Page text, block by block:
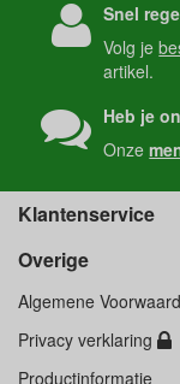
Snel
Volg je
artikel.
Heb je
Onze
Klantenservice
Overige
Algemene
Privacy verklaring
Productinformatie